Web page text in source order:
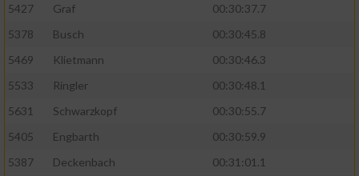
5427
Graf
00:30:37.7
5378
Busch
00:30:45.8
5469
Klietmann
00:30:46.3
5533
Ringler
00:30:48.1
5631
Schwarzkopf
00:30:55.7
5405
Engbarth
00:30:59.9
5387
Deckenbach
00:31:01.1